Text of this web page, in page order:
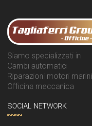
Siamo specializzati in
Cambi automatici
Riparazioni motori marini
Officina meccanica
SOCIAL NETWORK